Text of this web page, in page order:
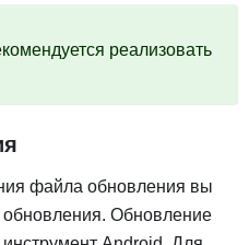
реализовать
файла обновления вы
обновления. Обновление